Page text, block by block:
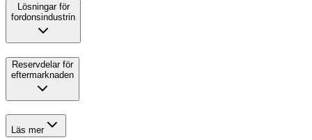
Lösningar för
fordonsindustrin
Reservdelar för
eftermarknaden
Läs mer